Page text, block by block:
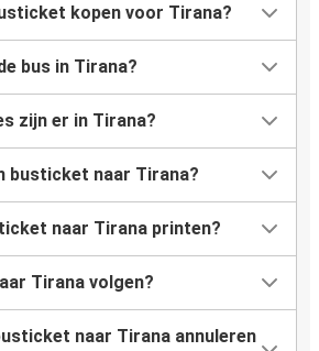
kopen voor Tirana?
bus in Tirana?
zijn er in Tirana?
busticket naar Tirana?
naar Tirana printen?
Tirana volgen?
naar Tirana annuleren